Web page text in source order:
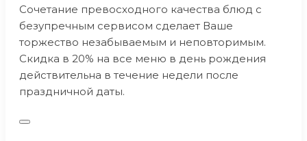
Сочетание превосходного качества блюд с
безупречным сервисом сделает Ваше
торжество незабываемым и неповторимым.
Скидка в 20% на все меню в день рождения
действительна в течение недели после
праздничной даты.